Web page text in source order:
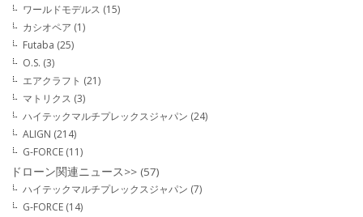
ワールドモデルス (15)
カシオペア (1)
Futaba (25)
O.S. (3)
エアクラフト (21)
マトリクス (3)
ハイテックマルチプレックスジャパン (24)
ALIGN (214)
G-FORCE (11)
ドローン関連ニュース>> (57)
ハイテックマルチプレックスジャパン (7)
G-FORCE (14)